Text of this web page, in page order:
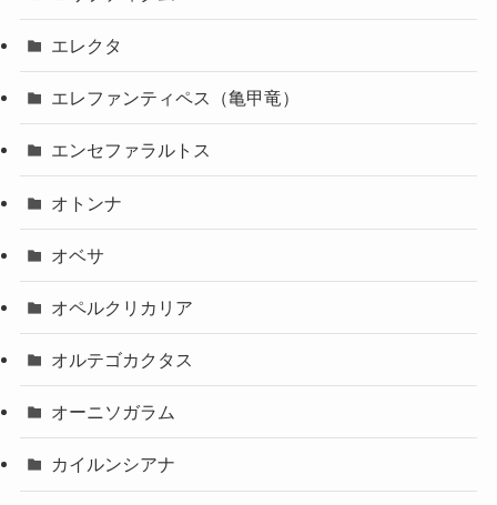
エレクタ
エレファンティペス（亀甲竜）
エンセファラルトス
オトンナ
オベサ
オペルクリカリア
オルテゴカクタス
オーニソガラム
カイルンシアナ